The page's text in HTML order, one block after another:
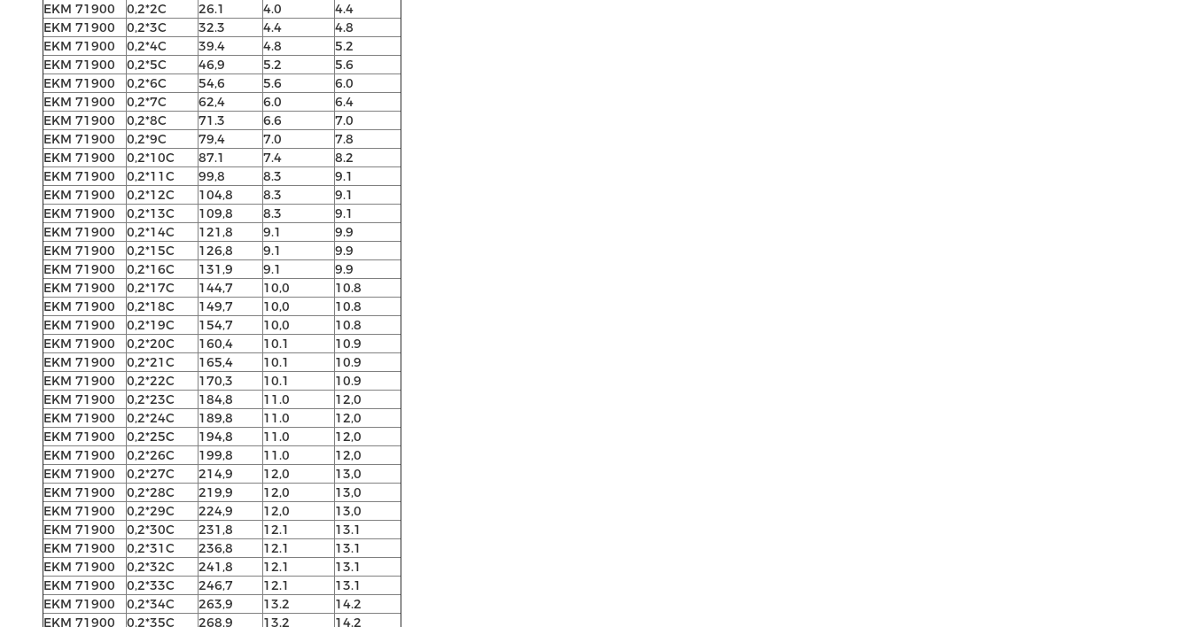
EKM 71900 0,2*2C 26.1 4.0
4.4
EKM 71900
0,2*3C 32.3 4.4
4.8
EKM 71900
0,2*4C 39.4 4.8
5.2
EKM 71900
0,2*5C 46,9 5.2
5.6
EKM 71900
0,2*6C 54,6 5.6
6.0
EKM 71900
0,2*7C 62,4 6.0
6.4
EKM 71900
0,2*8C 71.3 6.6
7.0
EKM 71900
0,2*9C 79,4 7.0
7.8
EKM 71900
0,2*10C 87.1 7.4
8.2
EKM 71900
0,2*11C 99,8 8.3
9.1
EKM 71900
0,2*12C 104,8 8.3
9.1
EKM 71900
0,2*13C 109,8 8.3
9.1
EKM 71900
0,2*14C 121,8 9.1
9.9
EKM 71900
0,2*15C 126,8 9.1
9.9
EKM 71900
0,2*16C 131,9 9.1
9.9
EKM 71900
0,2*17C 144,7 10,0
10.8
EKM 71900
0,2*18C 149,7 10,0
10.8
EKM 71900
0,2*19C 154,7 10,0
10.8
EKM 71900
0,2*20C 160,4 10.1
10.9
EKM 71900
0,2*21C 165,4 10.1
10.9
EKM 71900
0,2*22C 170,3 10.1
10.9
EKM 71900
0,2*23C 184,8 11.0
12,0
EKM 71900
0,2*24C 189,8 11.0
12,0
EKM 71900
0,2*25C 194,8 11.0
12,0
EKM 71900
0,2*26C 199,8 11.0
12,0
EKM 71900
0,2*27C 214,9 12,0
13,0
EKM 71900
0,2*28C 219,9 12,0
13,0
EKM 71900
0,2*29C 224,9 12,0
13,0
EKM 71900
0,2*30C 231,8 12.1
13.1
EKM 71900
0,2*31C 236,8 12.1
13.1
EKM 71900
0,2*32C 241,8 12.1
13.1
EKM 71900
0,2*33C 246,7 12.1
13.1
EKM 71900
0,2*34C 263,9 13.2
14.2
EKM 71900
0,2*35C 268,9 13.2 14.2